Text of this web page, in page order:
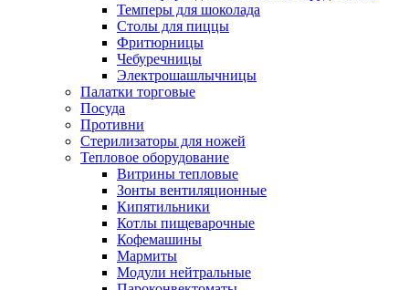
Темперы для шоколада
Столы для пиццы
Фритюрницы
Чебуречницы
Электрошашлычницы
Палатки торговые
Посуда
Противни
Стерилизаторы для ножей
Тепловое оборудование
Витрины тепловые
Зонты вентиляционные
Кипятильники
Котлы пищеварочные
Кофемашины
Мармиты
Модули нейтральные